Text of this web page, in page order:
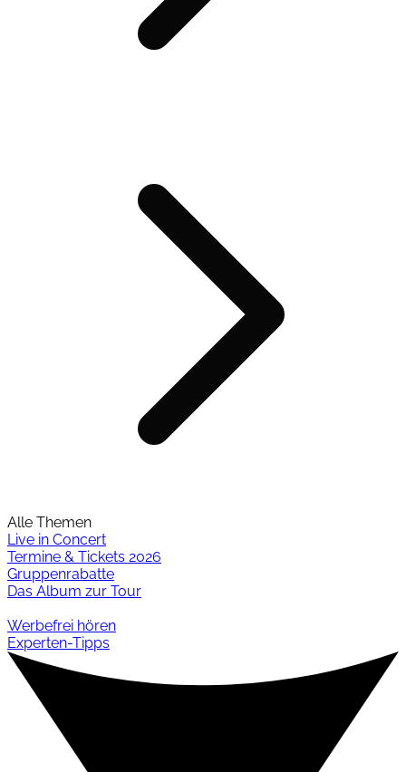
Alle Themen
Live in Concert
Termine & Tickets 2026
Gruppenrabatte
Das Album zur Tour
Werbefrei hören
Experten-Tipps